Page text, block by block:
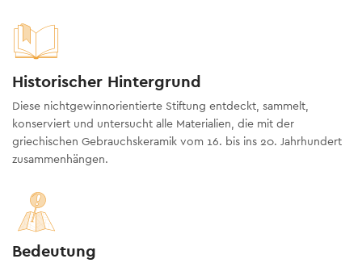
Historischer Hintergrund
Diese nichtgewinnorientierte Stiftung entdeckt, sammelt,
konserviert und untersucht alle Materialien, die mit der
griechischen Gebrauchskeramik vom 16. bis ins 20. Jahrhundert
zusammenhängen.
Bedeutung